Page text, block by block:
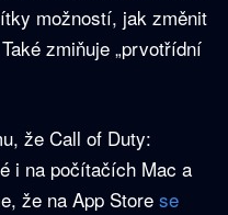
možností, jak změnit
zmiňuje „prvotřídní
že Call of Duty:
i na počítačích Mac a
že na App Store se